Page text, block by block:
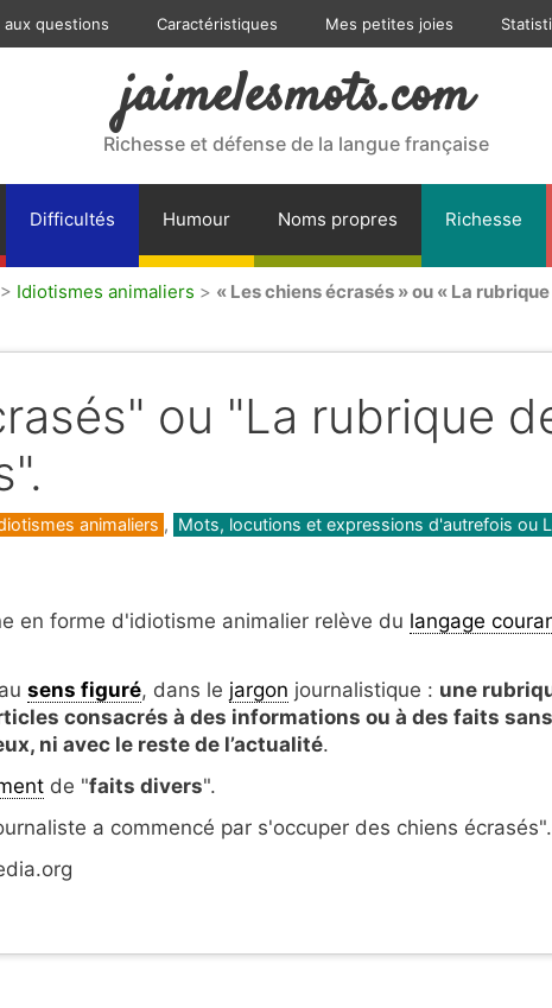
aux questions Caractéristiques Mes petites joies
jaimelesmots.com
Richesse et défense de la langue française
Difficultés Humour Noms propres Richesse
> Idiotismes animaliers > « Les chiens écrasés » ou « La
ou "La rubrique
animaliers , Mots, locutions et expressions d'autrefois ou
en forme d'idiotisme animalier relève du langage
sens figuré, dans le jargon journalistique : une
consacrés à des informations ou à des faits
ni avec le reste de l’actualité.
de "faits divers".
a commencé par s'occuper des chiens écrasés".